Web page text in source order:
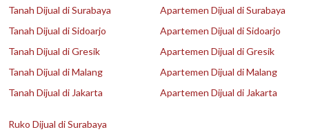
Tanah Dijual di Surabaya
Tanah Dijual di Sidoarjo
Tanah Dijual di Gresik
Tanah Dijual di Malang
Tanah Dijual di Jakarta
Apartemen Dijual di Surabaya
Apartemen Dijual di Sidoarjo
Apartemen Dijual di Gresik
Apartemen Dijual di Malang
Apartemen Dijual di Jakarta
Ruko Dijual di Surabaya